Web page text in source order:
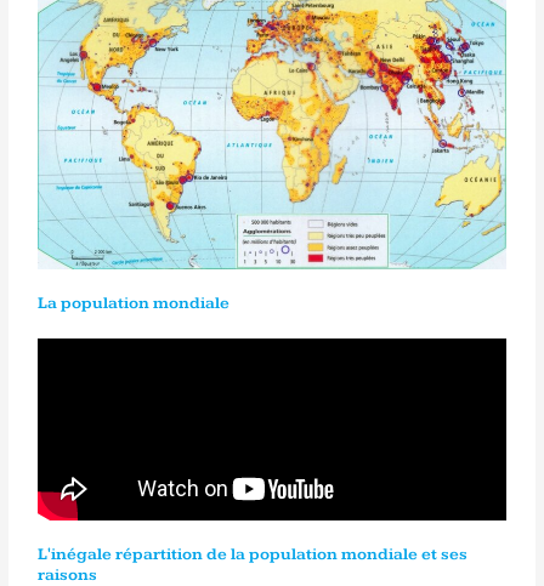
La population mondiale
L'inégale répartition de la population mondiale et ses
raisons